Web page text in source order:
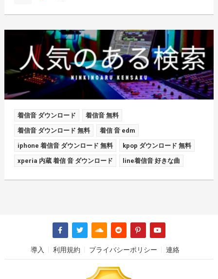
着信音 ダウンロード 着信音 無料
着信音 ダウンロード 無料 着信 音 edm
iphone 着信音 ダウンロード 無料 kpop ダウンロード 無料
xperia 内蔵 着信 音 ダウンロード line着信音 好きな曲
導入 利用規約 プライバシーポリシー 連絡